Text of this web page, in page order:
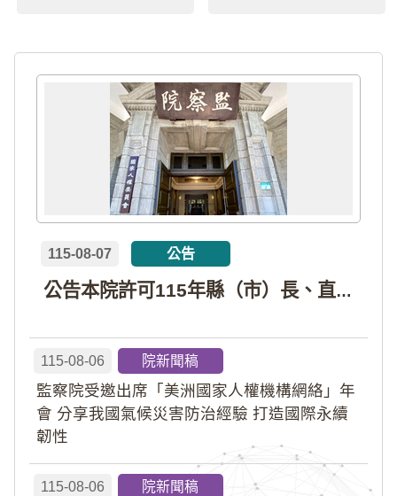
公告本院許可115年縣（市）長、直轄市議員、縣（市）議員擬參選人開立政治獻金專戶共計4戶。各專戶得收受政治獻金期間為自專戶許可設立日起至115年11月27日止，專戶名冊詳如附件。
115-08-07 公告
115-08-06 院新聞稿
監察院受邀出席「美洲國家人權機構網絡」年
會 分享我國氣候災害防治經驗 打造國際永續
韌性
115-08-06 院新聞稿